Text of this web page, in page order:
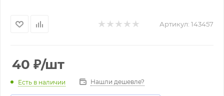
Артикул: 143457
40 ₽/шт
Есть в наличии Нашли дешевле?